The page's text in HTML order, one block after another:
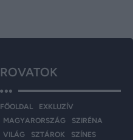
ROVATOK
FŐOLDAL
EXKLUZÍV
MAGYARORSZÁG
SZIRÉNA
VILÁG
SZTÁROK
SZÍNES